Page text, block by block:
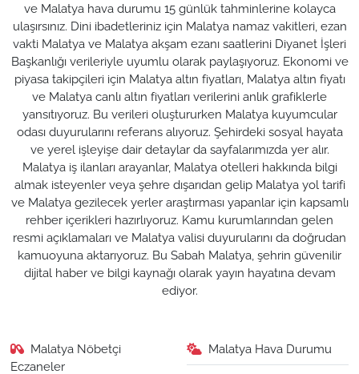
ve Malatya hava durumu 15 günlük tahminlerine kolayca
ulaşırsınız. Dini ibadetleriniz için Malatya namaz vakitleri, ezan
vakti Malatya ve Malatya akşam ezanı saatlerini Diyanet İşleri
Başkanlığı verileriyle uyumlu olarak paylaşıyoruz. Ekonomi ve
piyasa takipçileri için Malatya altın fiyatları, Malatya altın fiyatı
ve Malatya canlı altın fiyatları verilerini anlık grafiklerle
yansıtıyoruz. Bu verileri oluştururken Malatya kuyumcular
odası duyurularını referans alıyoruz. Şehirdeki sosyal hayata
ve yerel işleyişe dair detaylar da sayfalarımızda yer alır.
Malatya iş ilanları arayanlar, Malatya otelleri hakkında bilgi
almak isteyenler veya şehre dışarıdan gelip Malatya yol tarifi
ve Malatya gezilecek yerler araştırması yapanlar için kapsamlı
rehber içerikleri hazırlıyoruz. Kamu kurumlarından gelen
resmi açıklamaları ve Malatya valisi duyurularını da doğrudan
kamuoyuna aktarıyoruz. Bu Sabah Malatya, şehrin güvenilir
dijital haber ve bilgi kaynağı olarak yayın hayatına devam
ediyor.
Malatya Nöbetçi
Eczaneler
Malatya Hava Durumu